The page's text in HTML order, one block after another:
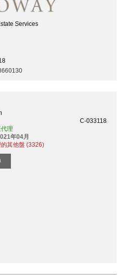
Services
C-033118
理
年04月
其他盤 (3326)